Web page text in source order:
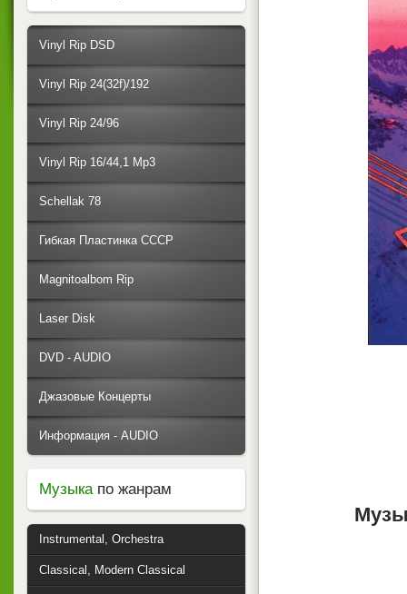
Vinyl Rip DSD
Vinyl Rip 24(32f)/192
Vinyl Rip 24/96
Vinyl Rip 16/44,1 Mp3
Schellak 78
Гибкая Пластинка СССР
Magnitoalbom Rip
Laser Disk
DVD - AUDIO
Джазовые Концерты
Информация - AUDIO
Музыкапо жанрам
Instrumental, Orchestra
Classical, Modern Classical